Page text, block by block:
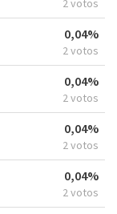
2 votos
0,04%
2 votos
0,04%
2 votos
0,04%
2 votos
0,04%
2 votos